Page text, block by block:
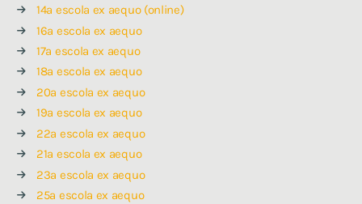
14ª escola ex aequo (online)
16ª escola ex aequo
17ª escola ex aequo
18ª escola ex aequo
20ª escola ex aequo
19ª escola ex aequo
22ª escola ex aequo
21ª escola ex aequo
23ª escola ex aequo
25ª escola ex aequo